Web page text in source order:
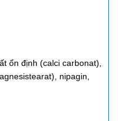
ổn định (calci carbonat),
nipagin,